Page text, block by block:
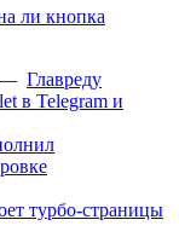
ли кнопка
Главреду
в Telegram и
турбо-страницы